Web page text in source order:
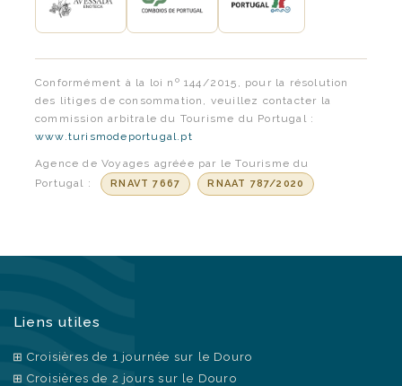
Conformément à la loi nº 144/2015, pour la résolution
des litiges de consommation, veuillez contacter la
commission arbitrale du Tourisme du Portugal :
www.turismodeportugal.pt
Agence de Voyages agréée par le Tourisme du
Portugal :
RNAVT 7667 RNAAT 787/2020
Liens utiles
Croisières de 1 journée sur le Douro
Croisières de 2 jours sur le Douro